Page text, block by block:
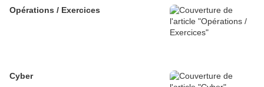
Opérations / Exercices
Cyber